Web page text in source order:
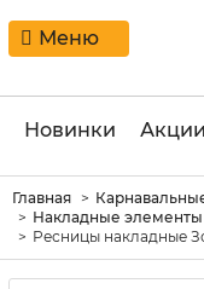
Меню
Новинки Акции
Главная
Накладные элементы
Ресницы накладные